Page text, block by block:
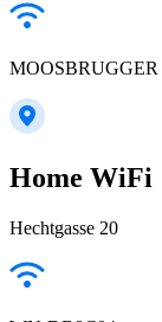
MOOSBRUGGER
Home WiFi
Hechtgasse 20